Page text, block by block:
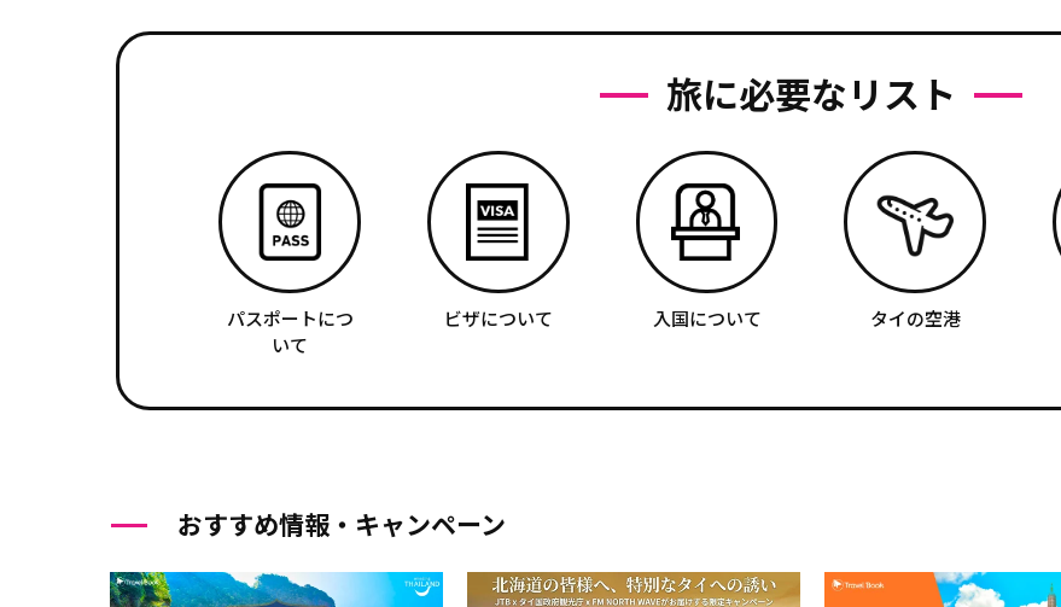
旅に必要なリスト
パスポートにつ
いて
ビザについて 入国について タイの空港
おすすめ情報・キャンペーン